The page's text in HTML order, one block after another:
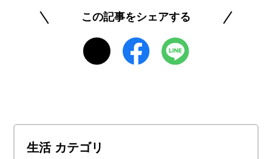
この記事をシェアする
生活 カテゴリ